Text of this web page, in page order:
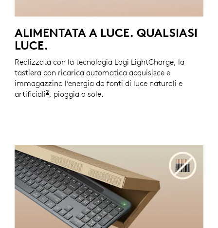
ALIMENTATA A LUCE. QUALSIASI
LUCE.
Realizzata con la tecnologia Logi LightCharge, la
tastiera con ricarica automatica acquisisce e
immagazzina l’energia da fonti di luce naturali e
artificiali2Richiede almeno 200 lux di illuminazione.
, pioggia o sole.